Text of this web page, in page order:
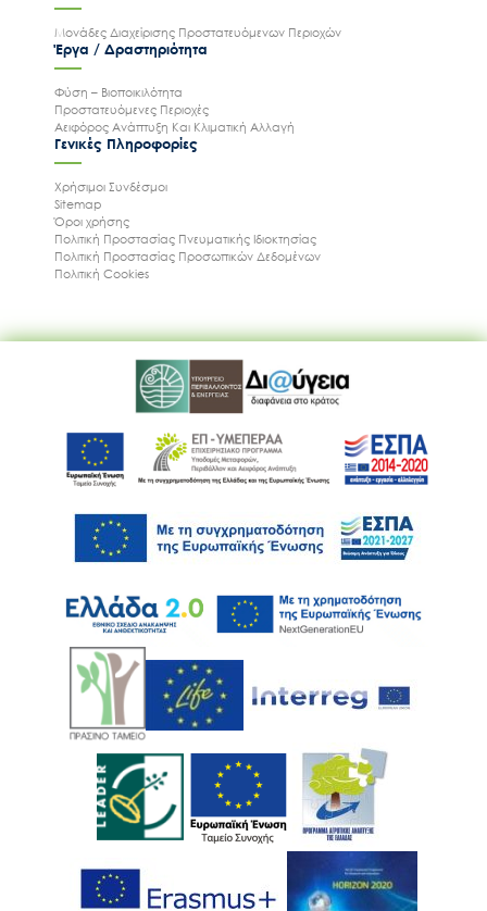
Μονάδες Διαχείρισης Προστατευόμενων Περιοχών
Έργα / Δραστηριότητα
Φύση – Βιοποικιλότητα
Προστατευόμενες Περιοχές
Αειφόρος Ανάπτυξη Και Κλιματική Αλλαγή
Γενικές Πληροφορίες
Χρήσιμοι Συνδέσμοι
Sitemap
Όροι χρήσης
Πολιτική Προστασίας Πνευματικής Ιδιοκτησίας
Πολιτική Προστασίας Προσωπικών Δεδομένων
Πολιτική Cookies